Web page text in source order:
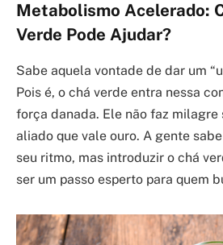
Metabolismo Acelerado:
Verde Pode Ajudar?
Sabe aquela vontade de dar um
Pois é, o chá verde entra nessa
força danada. Ele não faz milagre
aliado que vale ouro. A gente
seu ritmo, mas introduzir o chá
ser um passo esperto para quem